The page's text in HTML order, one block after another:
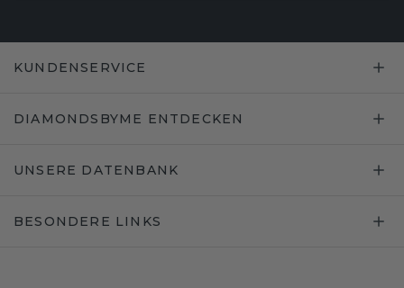
KUNDENSERVICE
DIAMONDSBYME ENTDECKEN
UNSERE DATENBANK
BESONDERE LINKS